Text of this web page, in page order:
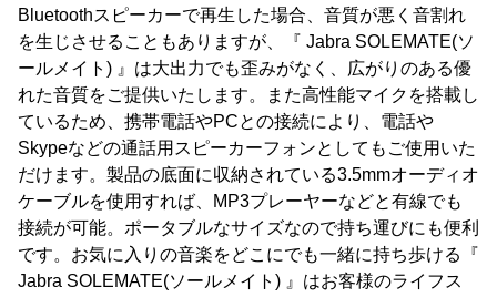
Bluetoothスピーカーで再生した場合、音質が悪く音割れ
を生じさせることもありますが、『 Jabra SOLEMATE(ソ
ールメイト) 』は大出力でも歪みがなく、広がりのある優
れた音質をご提供いたします。また高性能マイクを搭載し
ているため、携帯電話やPCとの接続により、電話や
Skypeなどの通話用スピーカーフォンとしてもご使用いた
だけます。製品の底面に収納されている3.5mmオーディオ
ケーブルを使用すれば、MP3プレーヤーなどと有線でも
接続が可能。ポータブルなサイズなので持ち運びにも便利
です。お気に入りの音楽をどこにでも一緒に持ち歩ける『
Jabra SOLEMATE(ソールメイト) 』はお客様のライフス